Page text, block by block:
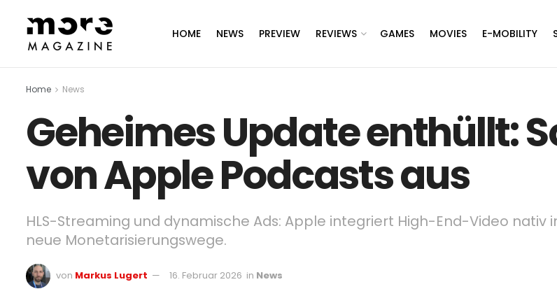
HOME NEWS PREVIEW REVIEWS GAMES MOVIES E-MOBILITY
Home News
Geheimes Update enthüllt:
von Apple Podcasts aus
HLS-Streaming und dynamische Ads: Apple integriert High-End-Video
neue Monetarisierungswege.
von Markus Lugert 16. Februar 2026 in News